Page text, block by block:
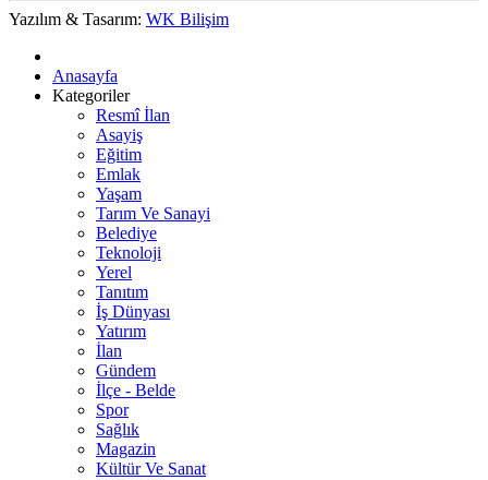
Yazılım & Tasarım: WK Bilişim
Anasayfa
Kategoriler
Resmî İlan
Asayiş
Eğitim
Emlak
Yaşam
Tarım Ve Sanayi
Belediye
Teknoloji
Yerel
Tanıtım
İş Dünyası
Yatırım
İlan
Gündem
İlçe - Belde
Spor
Sağlık
Magazin
Kültür Ve Sanat